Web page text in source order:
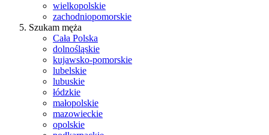
wielkopolskie
zachodniopomorskie
Szukam męża
Cała Polska
dolnośląskie
kujawsko-pomorskie
lubelskie
lubuskie
łódzkie
małopolskie
mazowieckie
opolskie